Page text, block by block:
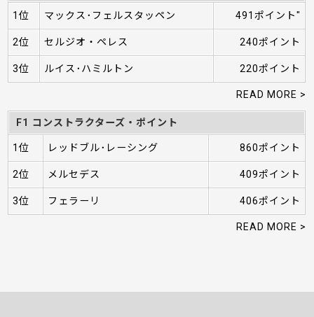
1位 マックス･フェルスタッペン 491ポイント"
2位 セルジオ・ペレス 240ポイント
3位 ルイス･ハミルトン 220ポイント
READ MORE >
F1 コンストラクターズ・ポイント
1位 レッドブル･レーシング 860ポイント
2位 メルセデス 409ポイント
3位 フェラーリ 406ポイント
READ MORE >